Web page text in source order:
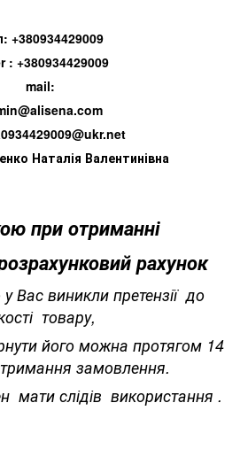
+380934429009
: +380934429009
mail:
Наталія Валентинівна
при отриманні
рахунок
Вас виникли претензії до
товару,
його можна протягом 14
замовлення.
слідів використання .